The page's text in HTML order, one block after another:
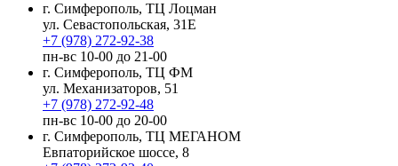
г. Симферополь, ТЦ Лоцман
ул. Севастопольская, 31Е
+7 (978) 272-92-38
пн-вс 10-00 до 21-00
г. Симферополь, ТЦ ФМ
ул. Механизаторов, 51
+7 (978) 272-92-48
пн-вс 10-00 до 20-00
г. Симферополь, ТЦ МЕГАНОМ
Евпаторийское шоссе, 8